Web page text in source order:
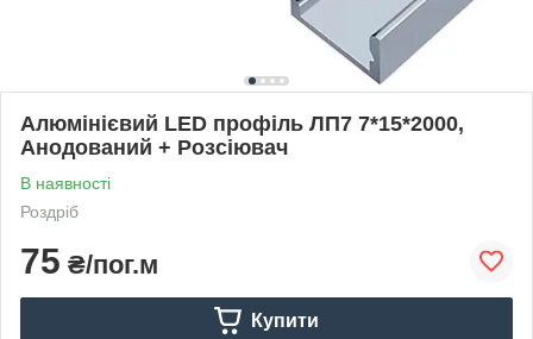
Алюмінієвий LED профіль ЛП7 7*15*2000,
Анодований + Розсіювач
В наявності
Роздріб
75 ₴/пог.м
Купити